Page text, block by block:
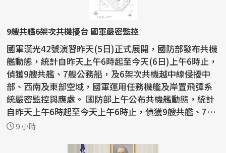
9艘共艦6架次共機擾台 國軍嚴密監控
國軍漢光42號演習昨天(5日)正式展開，國防部發布共機
艦動態，統計自昨天上午6時起至今天(6日)上午6時止，
偵獲9艘共艦、7艘公務船，及6架次共機越中線侵擾中
部、西南及東部空域，國軍運用任務機艦及岸置飛彈系
統嚴密監控與應處。 國防部上午公布共機艦動態，統計
自昨天上午6時起至今天上午6時止，偵獲9艘共艦、7艘
公務...
9 小時